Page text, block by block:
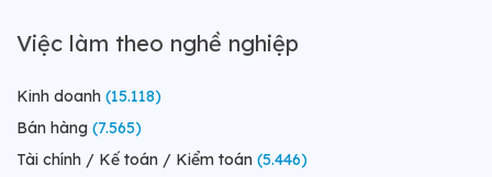
Việc làm theo nghề nghiệp
Kinh doanh (15.118)
Bán hàng (7.565)
Tài chính / Kế toán / Kiểm toán (5.446)